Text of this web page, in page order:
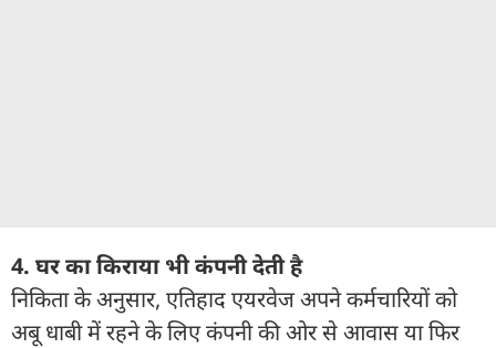
4. घर का किराया भी कंपनी देती है
निकिता के अनुसार, एतिहाद एयरवेज अपने कर्मचारियों को
अबू धाबी में रहने के लिए कंपनी की ओर से आवास या फिर